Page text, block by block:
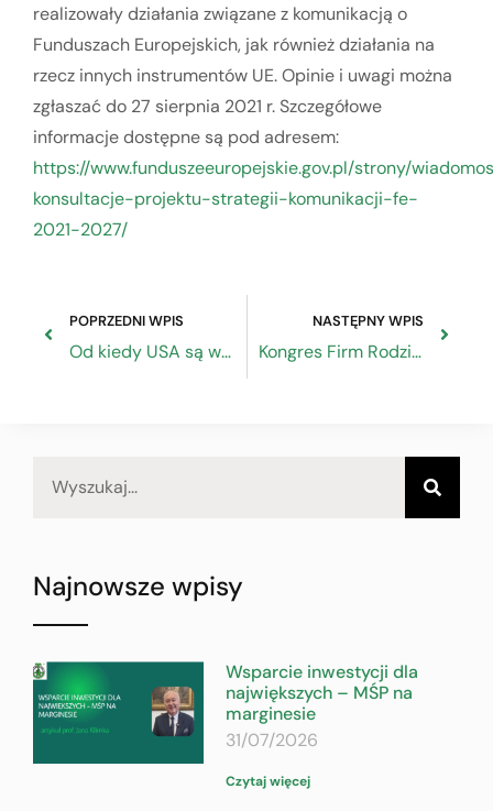
realizowały działania związane z komunikacją o
Funduszach Europejskich, jak również działania na
rzecz innych instrumentów UE. Opinie i uwagi można
zgłaszać do 27 sierpnia 2021 r. Szczegółowe
informacje dostępne są pod adresem:
https://www.funduszeeuropejskie.gov.pl/strony/
konsultacje-projektu-strategii-komunikacji-fe-
2021-2027/
POPRZEDNI WPIS
Od kiedy USA są wrogiem NATO i Unii Europejskiej?
NASTĘPNY WPIS
Kongres Firm Rodzinnych – Gotowi na Jutro
Najnowsze wpisy
Wsparcie inwestycji dla
największych – MŚP na
marginesie
31/07/2026
Czytaj więcej